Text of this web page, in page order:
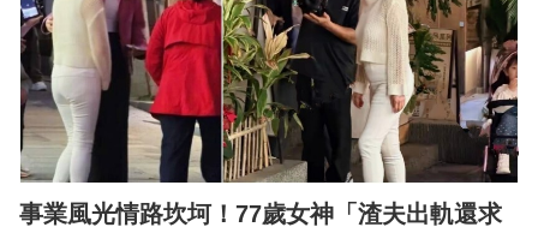
事業風光情路坎坷！77歲女神「渣夫出軌還求